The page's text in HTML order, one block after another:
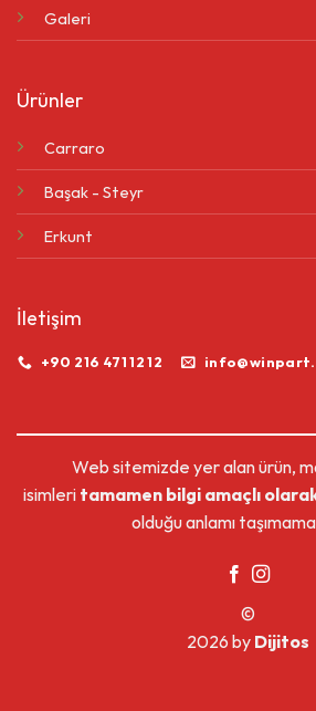
Galeri
Ürünler
Carraro
Başak - Steyr
Erkunt
İletişim
+90 216 471 12 12
Web sitemizde yer alan ürün,
isimleri tamamen bilgi amaçlı olarak
olduğu anlamı
©
2026 by Dijitos